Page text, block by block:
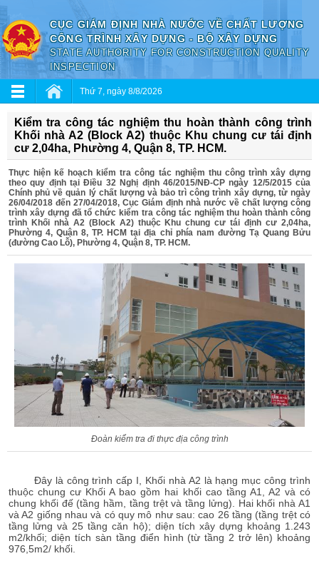
CỤC GIÁM ĐỊNH NHÀ NƯỚC VỀ CHẤT LƯỢNG
CÔNG TRÌNH XÂY DỰNG - BỘ XÂY DỰNG
STATE AUTHORITY FOR CONSTRUCTION QUALITY
INSPECTION
Thứ 7, ngày 8/8/2026
Kiểm tra công tác nghiệm thu hoàn thành công trình
Khối nhà A2 (Block A2) thuộc Khu chung cư tái định
cư 2,04ha, Phường 4, Quận 8, TP. HCM.
Thực hiện kế hoạch kiểm tra công tác nghiệm thu công trình xây dựng
theo quy định tại Điều 32 Nghị định 46/2015/NĐ-CP ngày 12/5/2015 của
Chính phủ về quản lý chất lượng và bảo trì công trình xây dựng, từ ngày
26/04/2018 đến 27/04/2018, Cục Giám định nhà nước về chất lượng công
trình xây dựng đã tổ chức kiểm tra công tác nghiệm thu hoàn thành công
trình Khối nhà A2 (Block A2) thuộc Khu chung cư tái định cư 2,04ha,
Phường 4, Quận 8, TP. HCM tại địa chỉ phía nam đường Tạ Quang Bửu
(đường Cao Lỗ), Phường 4, Quận 8, TP. HCM.
Đoàn kiểm tra đi thực địa công trình
Đây là công trình cấp I, Khối nhà A2 là hạng mục công trình
thuộc chung cư Khối A bao gồm hai khối cao tầng A1, A2 và có
chung khối đế (tầng hầm, tầng trệt và tầng lửng). Hai khối nhà A1
và A2 giống nhau và có quy mô như sau: cao 26 tầng (tầng trệt có
tầng lửng và 25 tầng căn hộ); diện tích xây dựng khoảng 1.243
m2/khối; diện tích sàn tầng điển hình (từ tầng 2 trở lên) khoảng
976,5m2/ khối.